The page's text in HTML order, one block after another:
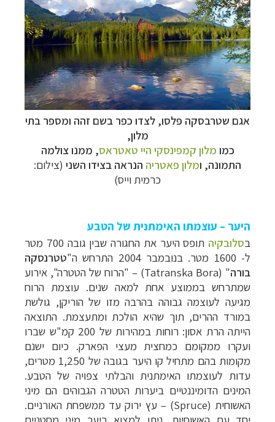
אגם שטרבסקה פלסו, לצדו כפר בשם זהה ומספר בתי
מלון,
כמו מלון קמפינסקי היי טאטראס, ממנו צולמה
התמונה, ומלון פאטריה הנראה בצידו השני (צילום:
כרמית וייס)
היער – עוצמתו האימתנית של הטבע
בסלובקיה
תופס היער את החגורה שבין גובה 700 מטר
ל- 1600 מטר. בנובמבר 2004 התרחש ה"
טטרנסקה
בורה" (
Tatranska Bora) – "הרוח של הטטרה", אירוע
שמתרחש בממוצע אחת למאה שנים. עוצמת הרוח
מגיעה לעוצמה גבוהה בהרבה מזו של הוריקן, גולשת
במורד ההרים, תוך שהיא הולכת ומתעצמת. התוצאה
הייתה הרת אסון: רוחות במהירות של 200 קמ"ש שברו
ועקרו ממקומם כמחצית מעצי הפארק. כיום ישנם
מקומות בהם מתחיל קו היער בגובה של 1,250 מטרים,
עדות לעוצמתו האימתנית והבלתי צפויה של הטבע.
המינים הדומיננטיים ביערות הטטרה הגבוהים הם מיני
האשוחית (Spruce) – עץ ירוק עד ממשפחת האורניים.